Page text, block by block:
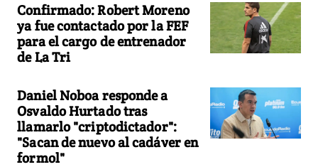
Confirmado: Robert Moreno
ya fue contactado por la FEF
para el cargo de entrenador
de La Tri
Daniel Noboa responde a
Osvaldo Hurtado tras
llamarlo "criptodictador":
"Sacan de nuevo al cadáver en
formol"